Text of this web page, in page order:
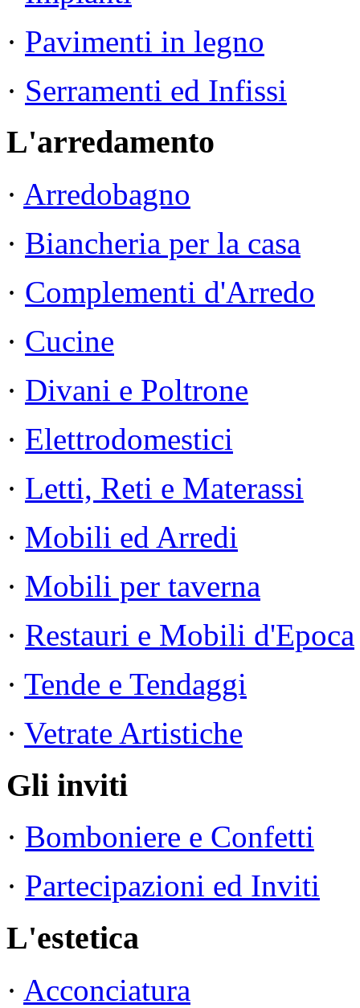
· Pavimenti in legno
· Serramenti ed Infissi
L'arredamento
· Arredobagno
· Biancheria per la casa
· Complementi d'Arredo
· Cucine
· Divani e Poltrone
· Elettrodomestici
· Letti, Reti e Materassi
· Mobili ed Arredi
· Mobili per taverna
· Restauri e Mobili d'Epoca
· Tende e Tendaggi
· Vetrate Artistiche
Gli inviti
· Bomboniere e Confetti
· Partecipazioni ed Inviti
L'estetica
· Acconciatura